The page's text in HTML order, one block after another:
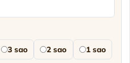
3 sao 2 sao 1 sao